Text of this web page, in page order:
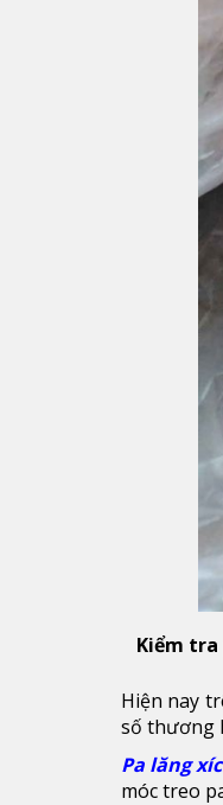
Kiểm
Hiện nay
số thương
Pa lăng
móc treo